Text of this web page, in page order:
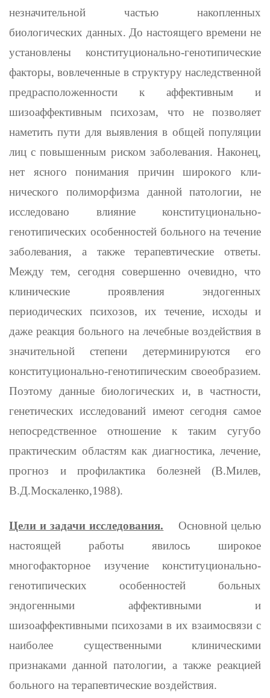
незначительной частью накопленных
биологических данных. До настоящего времени не
установлены конституционально-генотипические
факторы, вовле­ченные в структуру наследственной
предрасположенности к аффек­тивным и
шизоаффективным психозам, что не позволяет
наметить пути для выявления в общей популяции
лиц с повышенным риском заболевания. Наконец,
нет ясного понимания причин широкого кли­
нического полиморфизма данной патологии, не
исследовано влияние конституционально-
генотипических особенностей больного на тече­ние
заболевания, а также терапевтические ответы.
Между тем, сегодня совершенно очевидно, что
клинические проявления эндоген­ных
периодических психозов, их течение, исходы и
даже реакция больного на лечебные воздействия в
значительной степени детерми­нируются его
конституционально-генотипическим своеобразием.
Поэтому данные биологических и, в частности,
генетических иссле­дований имеют сегодня самое
непосредственное отношение к таким сугубо
практическим областям как диагностика, лечение,
прогноз и профилактика болезней (В.Милев,
В.Д.Москаленко,1988).
Цели и задачи исследования.
Основной целью
настоящей работы явилось широкое
многофакторное изучение конституционально-
генотипических особенностей больных
эндогенными аффективными и
шизоаффективными психозами в их взаимосвязи с
наиболее существен­ными клиническими
признаками данной патологии, а также реакцией
больного на терапевтические воздействия.